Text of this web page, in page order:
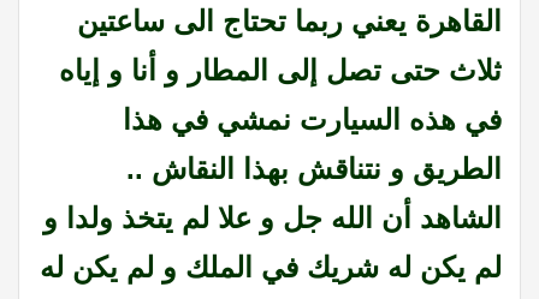
القاهرة يعني ربما تحتاج الى ساعتين
ثلاث حتى تصل إلى المطار و أنا و إياه
في هذه السيارت نمشي في هذا
الطريق و نتناقش بهذا النقاش ..
الشاهد أن الله جل و علا لم يتخذ ولدا و
لم يكن له شريك في الملك و لم يكن له